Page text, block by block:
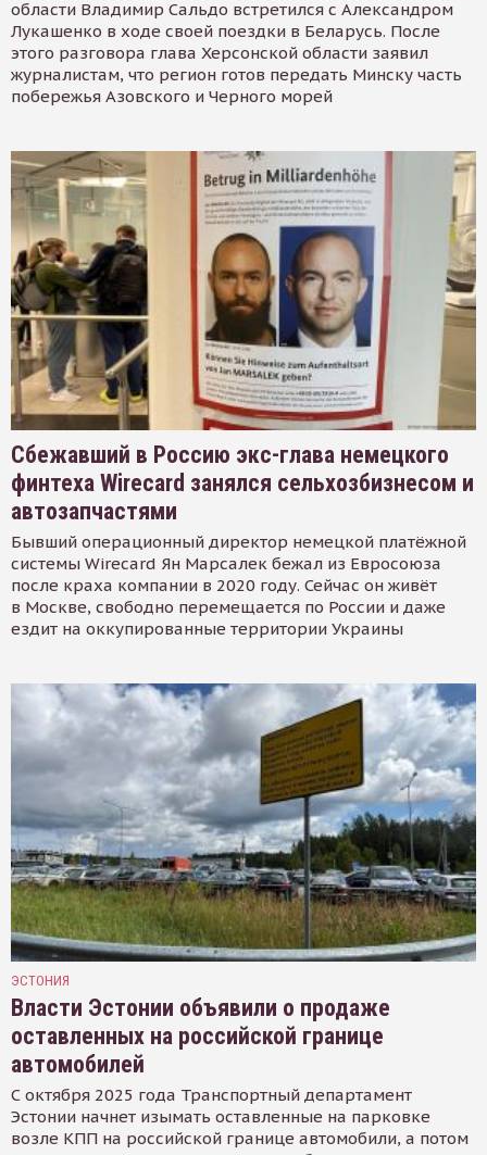
области Владимир Сальдо встретился с Александром
Лукашенко в ходе своей поездки в Беларусь. После
этого разговора глава Херсонской области заявил
журналистам, что регион готов передать Минску часть
побережья Азовского и Черного морей
Сбежавший в Россию экс-глава немецкого
финтеха Wirecard занялся сельхозбизнесом и
автозапчастями
Бывший операционный директор немецкой платёжной
системы Wirecard Ян Марсалек бежал из Евросоюза
после краха компании в 2020 году. Сейчас он живёт
в Москве, свободно перемещается по России и даже
ездит на оккупированные территории Украины
ЭСТОНИЯ
Власти Эстонии объявили о продаже
оставленных на российской границе
автомобилей
С октября 2025 года Транспортный департамент
Эстонии начнет изымать оставленные на парковке
возле КПП на российской границе автомобили, а потом